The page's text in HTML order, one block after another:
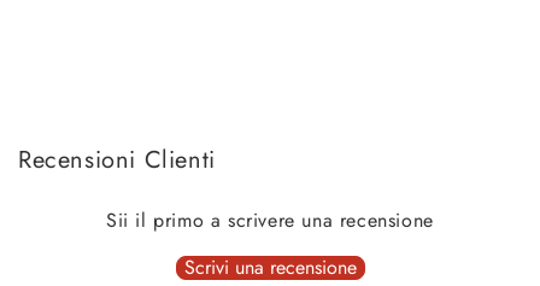
Recensioni Clienti
Sii il primo a scrivere una recensione
Scrivi una recensione